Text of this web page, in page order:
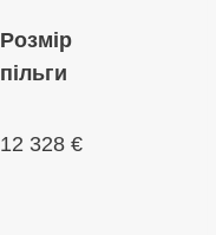
Розмір
пільги
12 328 €